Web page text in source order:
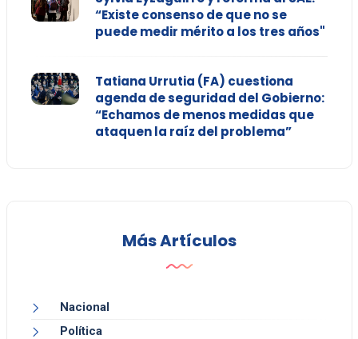
“Existe consenso de que no se
puede medir mérito a los tres años"
Tatiana Urrutia (FA) cuestiona
agenda de seguridad del Gobierno:
“Echamos de menos medidas que
ataquen la raíz del problema”
Más Artículos
Nacional
Política